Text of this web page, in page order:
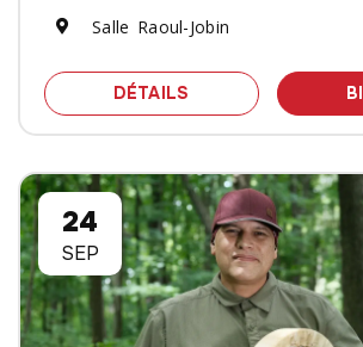
Salle Raoul-Jobin
DÉTAILS SPECTACLE
24
SEP